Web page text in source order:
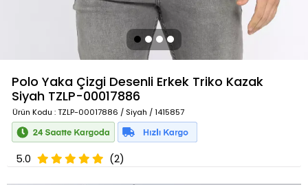
Polo Yaka Çizgi Desenli Erkek Triko Kazak
Siyah TZLP-00017886
Ürün Kodu : TZLP-00017886 / Siyah / 1415857
5.0 (2)